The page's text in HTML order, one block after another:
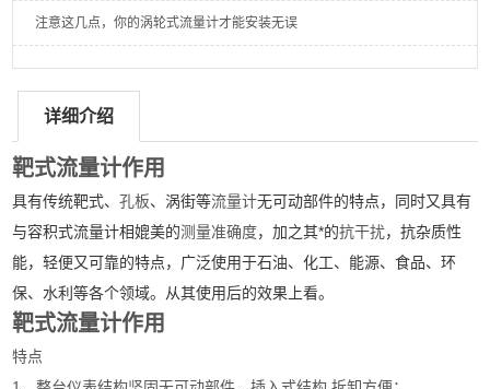
注意这几点，你的涡轮式流量计才能安装无误
详细介绍
靶式流量计作用
具有传统靶式、孔板、涡街等流量计无可动部件的特点，同时又具有
与容积式流量计相媲美的测量准确度，加之其*的抗干扰，抗杂质性
能，轻便又可靠的特点，广泛使用于石油、化工、能源、食品、环
保、水利等各个领域。从其使用后的效果上看。
靶式流量计作用
特点